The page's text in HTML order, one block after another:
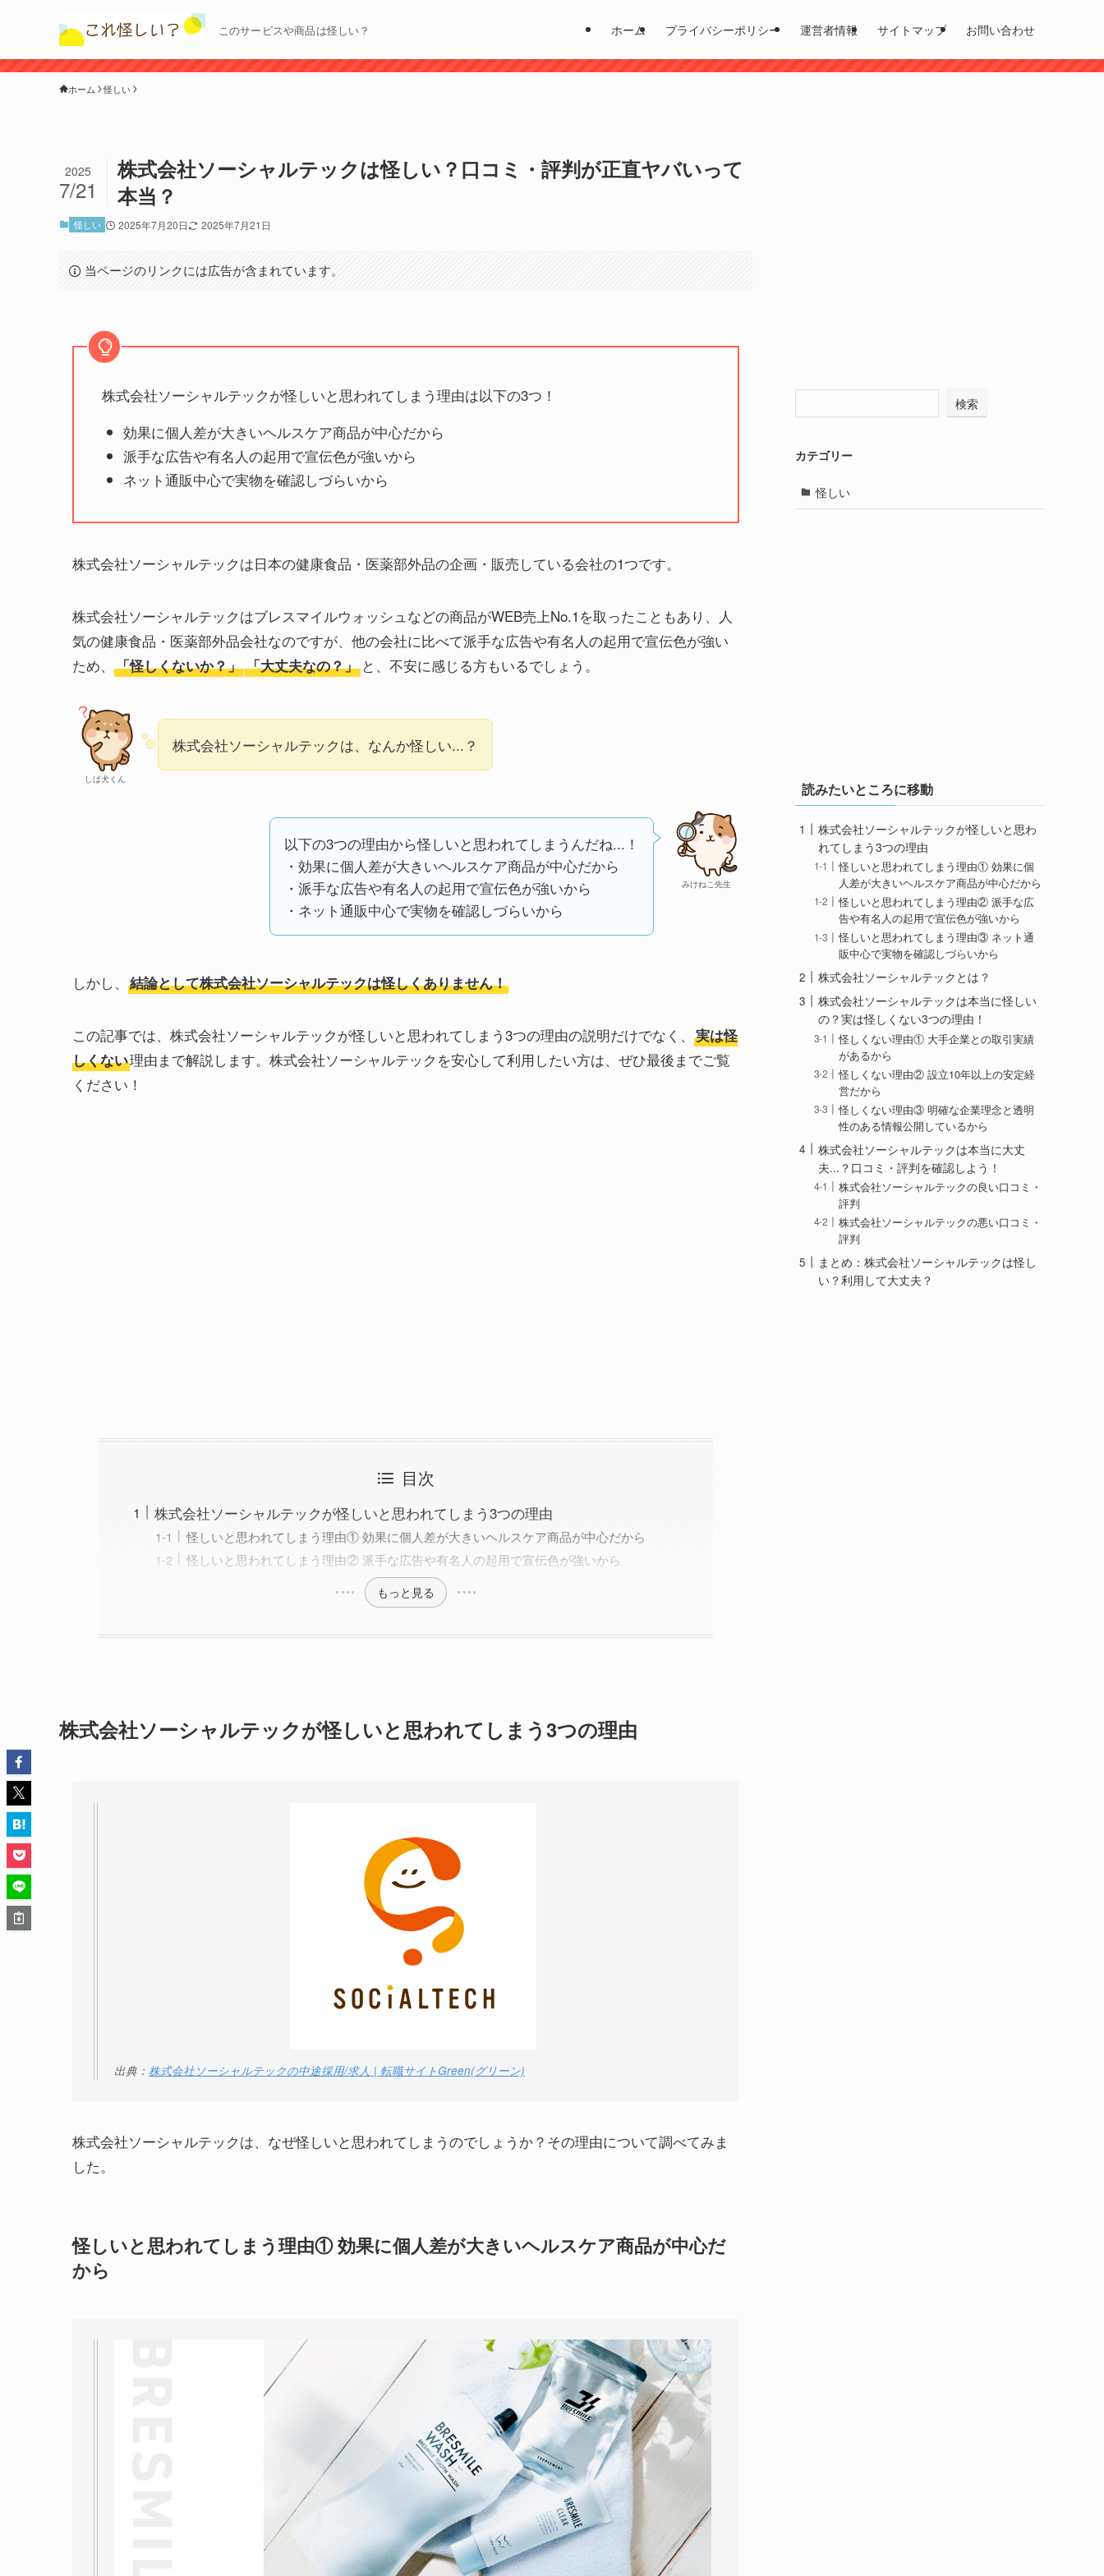
このサービスや商品は怪しい？ ホーム プライバシーポリシー 運営者情報 サイトマップ お問い合わせ
ホーム 怪しい
株式会社ソーシャルテックは怪しい？口コミ・評判が正直ヤバいって
本当？
2025
7/21
怪しい 2025年7月20日 2025年7月21日
当ページのリンクには広告が含まれています。
株式会社ソーシャルテックが怪しいと思われてしまう理由は以下の3つ！
効果に個人差が大きいヘルスケア商品が中心だから
派手な広告や有名人の起用で宣伝色が強いから
ネット通販中心で実物を確認しづらいから
株式会社ソーシャルテックは日本の健康食品・医薬部外品の企画・販売している会社の1つです。
株式会社ソーシャルテックはブレスマイルウォッシュなどの商品がWEB売上No.1を取ったこともあり、人
気の健康食品・医薬部外品会社なのですが、他の会社に比べて派手な広告や有名人の起用で宣伝色が強い
ため、
「怪しくないか？」 「大丈夫なの？」 と、不安に感じる方もいるでしょう。
しば犬くん
株式会社ソーシャルテックは、なんか怪しい...？
みけねこ先生
以下の3つの理由から怪しいと思われてしまうんだね...！
・効果に個人差が大きいヘルスケア商品が中心だから
・派手な広告や有名人の起用で宣伝色が強いから
・ネット通販中心で実物を確認しづらいから
しかし、 結論として株式会社ソーシャルテックは怪しくありません！
この記事では、株式会社ソーシャルテックが怪しいと思われてしまう3つの理由の説明だけでなく、
実は怪
しくない理由まで解説します。株式会社ソーシャルテックを安心して利用したい方は、ぜひ最後までご覧
ください！
目次
株式会社ソーシャルテックが怪しいと思われてしまう3つの理由
怪しいと思われてしまう理由① 効果に個人差が大きいヘルスケア商品が中心だから
怪しいと思われてしまう理由② 派手な広告や有名人の起用で宣伝色が強いから
もっと見る
株式会社ソーシャルテックが怪しいと思われてしまう3つの理由
出典： 株式会社ソーシャルテックの中途採用/求人 | 転職サイトGreen(グリーン)
株式会社ソーシャルテックは、なぜ怪しいと思われてしまうのでしょうか？その理由について調べてみま
した。
怪しいと思われてしまう理由① 効果に個人差が大きいヘルスケア商品が中心だ
から
検索
カテゴリー
怪しい
読みたいところに移動
株式会社ソーシャルテックが怪しいと思わ
れてしまう3つの理由
怪しいと思われてしまう理由① 効果に個
人差が大きいヘルスケア商品が中心だから
怪しいと思われてしまう理由② 派手な広
告や有名人の起用で宣伝色が強いから
怪しいと思われてしまう理由③ ネット通
販中心で実物を確認しづらいから
株式会社ソーシャルテックとは？
株式会社ソーシャルテックは本当に怪しい
の？実は怪しくない3つの理由！
怪しくない理由① 大手企業との取引実績
があるから
怪しくない理由② 設立10年以上の安定経
営だから
怪しくない理由③ 明確な企業理念と透明
性のある情報公開しているから
株式会社ソーシャルテックは本当に大丈
夫...？口コミ・評判を確認しよう！
株式会社ソーシャルテックの良い口コミ・
評判
株式会社ソーシャルテックの悪い口コミ・
評判
まとめ：株式会社ソーシャルテックは怪し
い？利用して大丈夫？